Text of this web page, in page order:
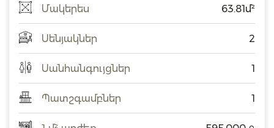
Մակերես 63.81մ²
Սենյակներ 2
Սանհանգույցներ 1
Պատշգամբներ 1